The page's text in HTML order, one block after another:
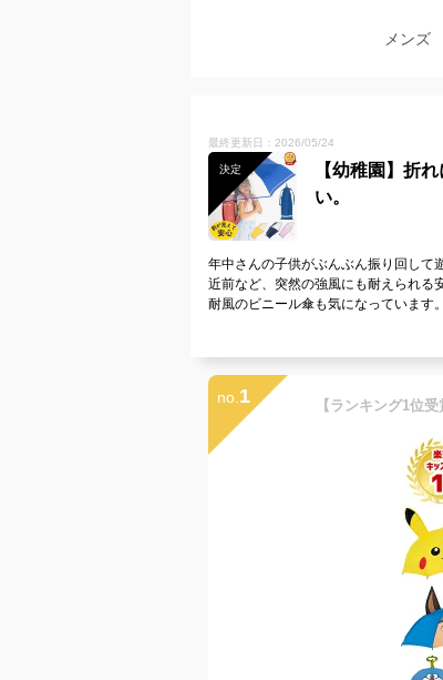
メンズ
最終更新日：2026/05/24
決定
【幼稚園】折
い。
年中さんの子供がぶんぶん振り回して
近前など、突然の強風にも耐えられる
耐風のビニール傘も気になっています。
no. 1